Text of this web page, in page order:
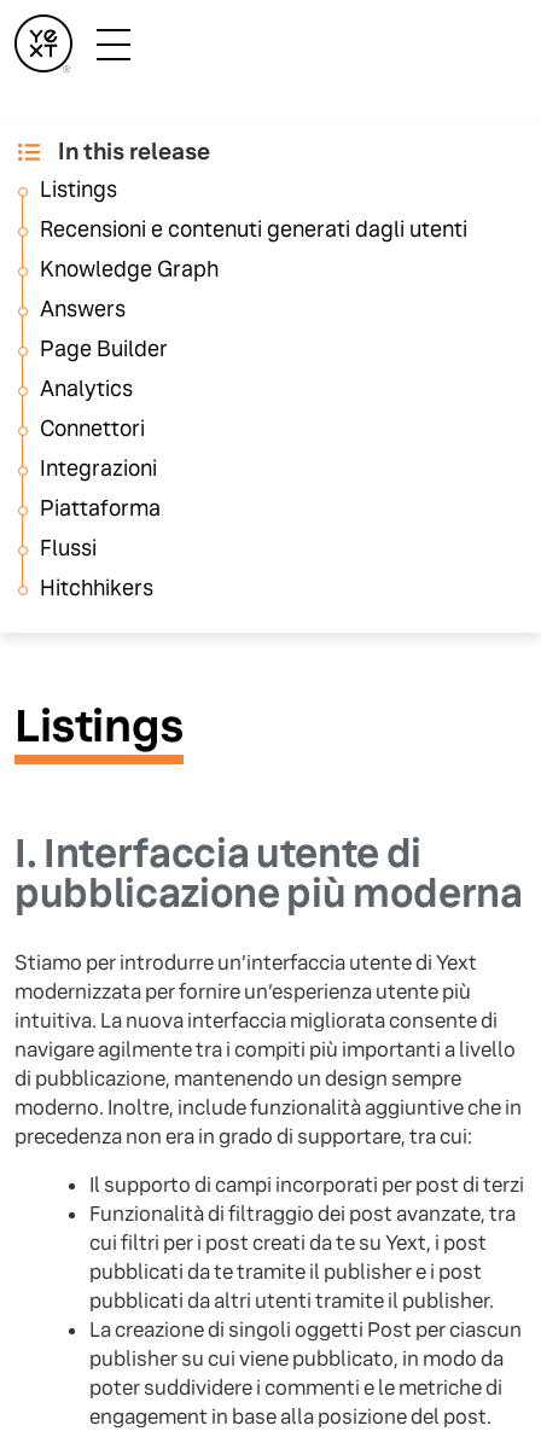
Benvenuto nella
versione primavera
2022!
Benvenuto nella versione primavera 2022!
funzionalità su tutta la piattaforma Yext. In queste note
troverai tutte le nuove funzionalità contenute nella
versione primavera 2022.
Buon viaggio alla scoperta di Hitchhikers!
In this release
Listings
Recensioni e contenuti generati dagli utenti
Knowledge Graph
Answers
Page Builder
Analytics
Connettori
Integrazioni
Piattaforma
Flussi
Hitchhikers
Listings
I. Interfaccia utente di
pubblicazione più moderna
Stiamo per introdurre un’interfaccia utente di Yext
modernizzata per fornire un’esperienza utente più
intuitiva. La nuova interfaccia migliorata consente di
navigare agilmente tra i compiti più importanti a livello
di pubblicazione, mantenendo un design sempre
moderno. Inoltre, include funzionalità aggiuntive che in
precedenza non era in grado di supportare, tra cui:
Il supporto di campi incorporati per post di terzi
Funzionalità di filtraggio dei post avanzate, tra
cui filtri per i post creati da te su Yext, i post
pubblicati da te tramite il publisher e i post
pubblicati da altri utenti tramite il publisher.
La creazione di singoli oggetti Post per ciascun
publisher su cui viene pubblicato, in modo da
poter suddividere i commenti e le metriche di
engagement in base alla posizione del post.